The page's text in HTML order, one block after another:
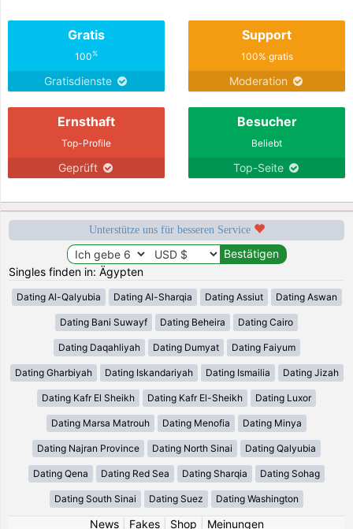
Gratis
100%
Gratisdienste
Support
100% gratis
Moderation
Ernsthaft
Top-Profile
Geprüft
Besucher
Beliebt
Top-Seite
Unterstütze uns für besseren Service
Singles finden in: Ägypten
Dating Al-Qalyubia Dating Al-Sharqia Dating Assiut Dating Aswan
Dating Bani Suwayf Dating Beheira Dating Cairo
Dating Daqahliyah Dating Dumyat Dating Faiyum
Dating Gharbiyah Dating Iskandariyah Dating Ismailia Dating Jizah
Dating Kafr El Sheikh Dating Kafr El-Sheikh Dating Luxor
Dating Marsa Matrouh Dating Menofia Dating Minya
Dating Najran Province Dating North Sinai Dating Qalyubia
Dating Qena Dating Red Sea Dating Sharqia Dating Sohag
Dating South Sinai Dating Suez Dating Washington
News| Fakes| Shop
Meinungen